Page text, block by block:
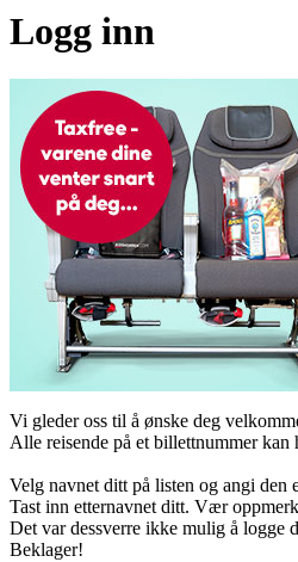
Logg inn
Vi gleder oss til å ønske deg
Alle reisende på et billettnummer kan
Velg navnet ditt på listen og angi den
Tast inn etternavnet ditt. Vær
Det var dessverre ikke mulig å logge
Beklager!